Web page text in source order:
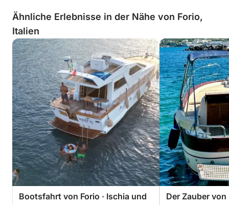
Ähnliche Erlebnisse in der Nähe von Forio,
Italien
Bootsfahrt von Forio · Ischia und
Der Zauber von